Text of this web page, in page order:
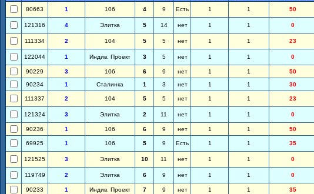
80663
1 106 4 9 Есть 1 1 50
121316 4 Элитка 5 14 нет 1 1 0
111334 2 104 5 5 нет 1 1 23
122044 1 Индив. Проект 3 5 нет 1 1 0
90229 3 106 6 9 нет 1 1 50
90234
1 Сталинка 1 3 нет 1 1 30
111337 2 104 5 5 нет 1 1 23
121324 3 Элитка 2 11 нет 1 1 0
90236 1 106 6 9 нет 1 1 50
69925 1 106 5 9 Есть 1 1 35
121525 3 Элитка 10 11 нет 1 1 0
119749 2 Элитка 6 9 нет 1 1 0
90233 1 Индив. Проект 7 9 нет 1 1 35